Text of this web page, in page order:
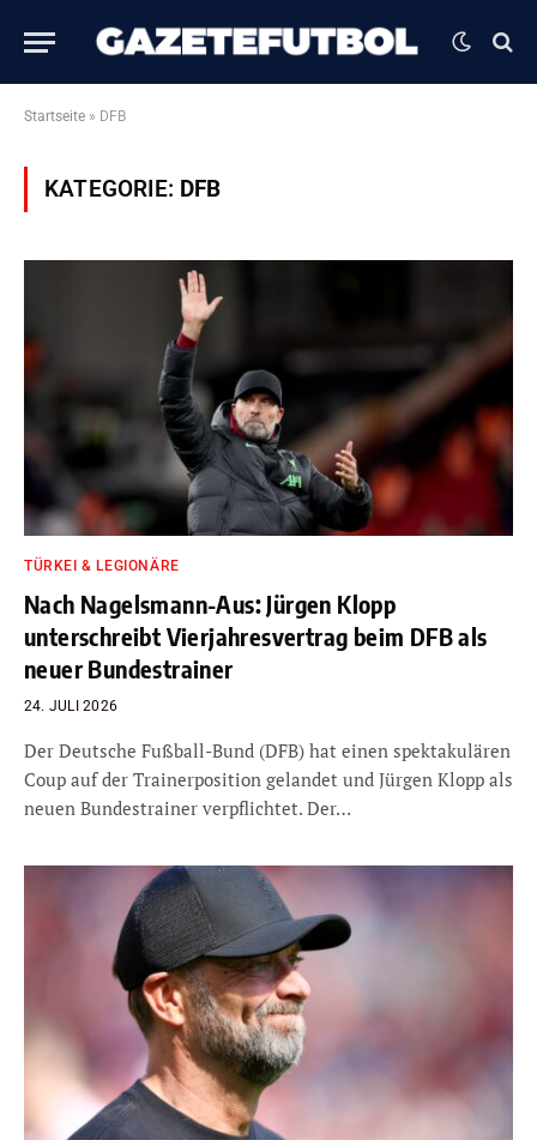
Startseite » DFB
KATEGORIE: DFB
TÜRKEI & LEGIONÄRE
Nach Nagelsmann-Aus: Jürgen Klopp
unterschreibt Vierjahresvertrag beim DFB als
neuer Bundestrainer
24. JULI 2026
Der Deutsche Fußball-Bund (DFB) hat einen spektakulären
Coup auf der Trainerposition gelandet und Jürgen Klopp als
neuen Bundestrainer verpflichtet. Der…